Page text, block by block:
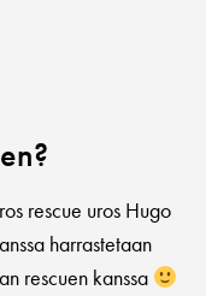
rescue uros Hugo
harrastetaan
rescuen kanssa